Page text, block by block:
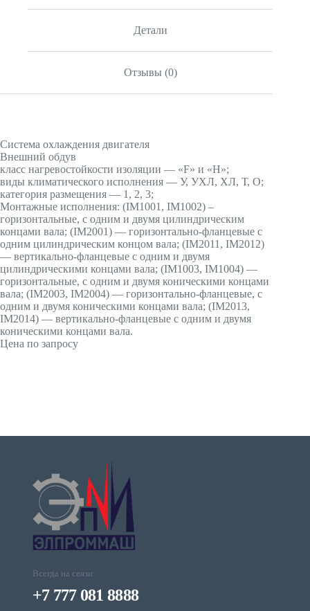
Детали
Отзывы (0)
Система охлаждения двигателя
Внешний обдув
класс нагревостойкости изоляции — «F» и «H»;
виды климатического исполнения — У, УХЛ, ХЛ, Т, О;
категория размещения — 1, 2, 3;
Монтажные исполнения: (IМ1001, IМ1002) –
горизонтальные, с одним и двумя цилиндрическим
концами вала; (IМ2001) — горизонтально-фланцевые с
одним цилиндрическим концом вала; (IМ2011, IМ2012)
— вертикально-фланцевые с одним и двумя
цилиндрическими концами вала; (IМ1003, IМ1004) —
горизонтальные, с одним и двумя коническими концами
вала; (IМ2003, IМ2004) — горизонтально-фланцевые, с
одним и двумя коническими концами вала; (IМ2013,
IМ2014) — вертикально-фланцевые с одним и двумя
коническими концами вала.
Цена по запросу
Всегда на связи:
+7 777 081 8888